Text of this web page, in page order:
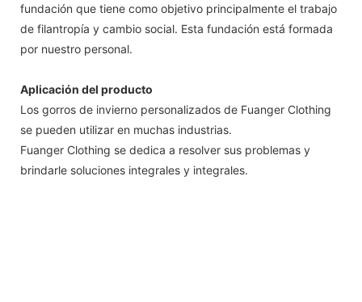
fundación que tiene como objetivo principalmente el trabajo
de filantropía y cambio social. Esta fundación está formada
por nuestro personal.
Aplicación del producto
Los gorros de invierno personalizados de Fuanger Clothing
se pueden utilizar en muchas industrias.
Fuanger Clothing se dedica a resolver sus problemas y
brindarle soluciones integrales y integrales.